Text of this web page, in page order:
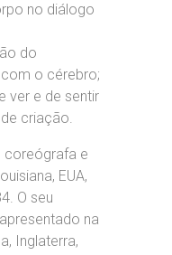
no diálogo
do
o cérebro;
ver e de sentir
criação.
coreógrafa e
EUA,
O seu
na
Inglaterra,